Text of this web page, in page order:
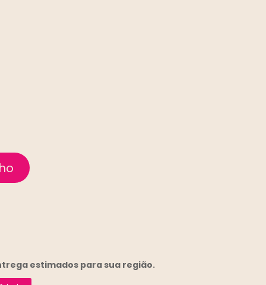
estimados para sua região.